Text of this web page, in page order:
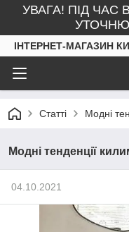
УВАГА! ПІД ЧАС
ІНТЕРНЕТ-МАГАЗИН
Статті Модні
Модні тенденції
04.10.2021